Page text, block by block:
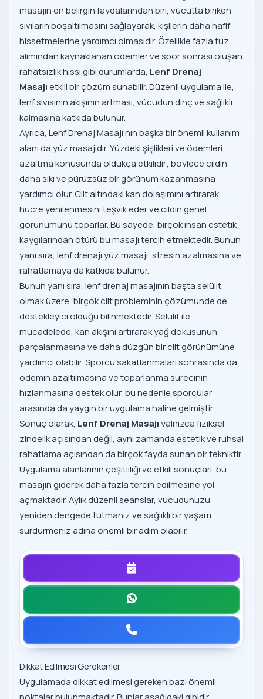
masajın en belirgin faydalarından biri, vücutta biriken
sıvıların boşaltılmasını sağlayarak, kişilerin daha hafif
hissetmelerine yardımcı olmasıdır. Özellikle fazla tuz
alımından kaynaklanan ödemler ve spor sonrası oluşan
rahatsızlık hissi gibi durumlarda, Lenf Drenaj
Masajıetkili bir çözüm sunabilir. Düzenli uygulama ile,
lenf sıvısının akışının artması, vücudun dinç ve sağlıklı
kalmasına katkıda bulunur.
Ayrıca, Lenf Drenaj Masajı'nın başka bir önemli kullanım
alanı da yüz masajıdır. Yüzdeki şişlikleri ve ödemleri
azaltma konusunda oldukça etkilidir; böylece cildin
daha sıkı ve pürüzsüz bir görünüm kazanmasına
yardımcı olur. Cilt altındaki kan dolaşımını artırarak,
hücre yenilenmesini teşvik eder ve cildin genel
görünümünü toparlar. Bu sayede, birçok insan estetik
kaygılarından ötürü bu masajı tercih etmektedir. Bunun
yanı sıra, lenf drenajı yüz masajı, stresin azalmasına ve
rahatlamaya da katkıda bulunur.
Bunun yanı sıra, lenf drenaj masajının başta selülit
olmak üzere, birçok cilt probleminin çözümünde de
destekleyici olduğu bilinmektedir. Selülit ile
mücadelede, kan akışını artırarak yağ dokusunun
parçalanmasına ve daha düzgün bir cilt görünümüne
yardımcı olabilir. Sporcu sakatlanmaları sonrasında da
ödemin azaltılmasına ve toparlanma sürecinin
hızlanmasına destek olur, bu nedenle sporcular
arasında da yaygın bir uygulama haline gelmiştir.
Sonuç olarak, Lenf Drenaj Masajıyalnızca fiziksel
zindelik açısından değil, aynı zamanda estetik ve ruhsal
rahatlama açısından da birçok fayda sunan bir tekniktir.
Uygulama alanlarının çeşitliliği ve etkili sonuçları, bu
masajın giderek daha fazla tercih edilmesine yol
açmaktadır. Aylık düzenli seanslar, vücudunuzu
yeniden dengede tutmanız ve sağlıklı bir yaşam
sürdürmeniz adına önemli bir adım olabilir.
Dikkat Edilmesi Gerekenler
Uygulamada dikkat edilmesi gereken bazı önemli